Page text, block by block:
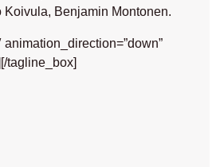
Benjamin Montonen.
animation_direction=”down”
tagline_box]